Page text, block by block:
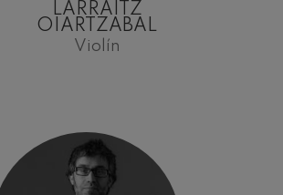
LARRAITZ
OIARTZABAL
Violín